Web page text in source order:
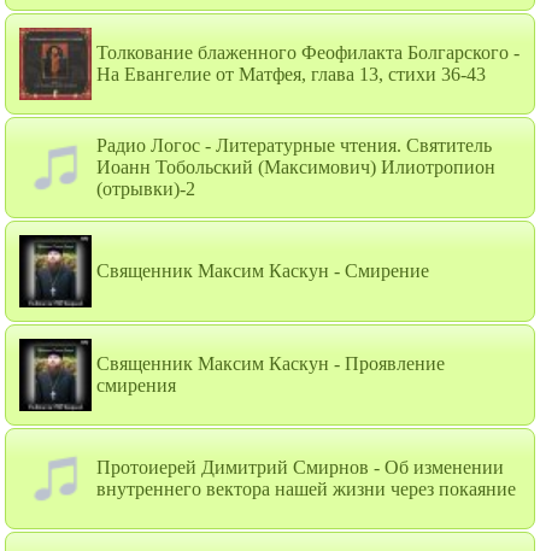
Толкование блаженного Феофилакта Болгарского -
На Евангелие от Матфея, глава 13, стихи 36-43
Радио Логос - Литературные чтения. Святитель
Иоанн Тобольский (Максимович) Илиотропион
(отрывки)-2
Священник Максим Каскун - Смирение
Священник Максим Каскун - Проявление
смирения
Протоиерей Димитрий Смирнов - Об изменении
внутреннего вектора нашей жизни через покаяние